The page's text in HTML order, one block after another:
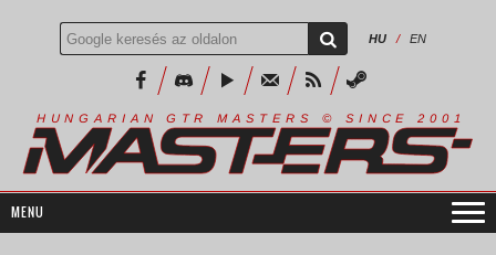
HU / EN
H U N G A R I A N G T R M A S T E R S © S I N C E 2 0 0 1